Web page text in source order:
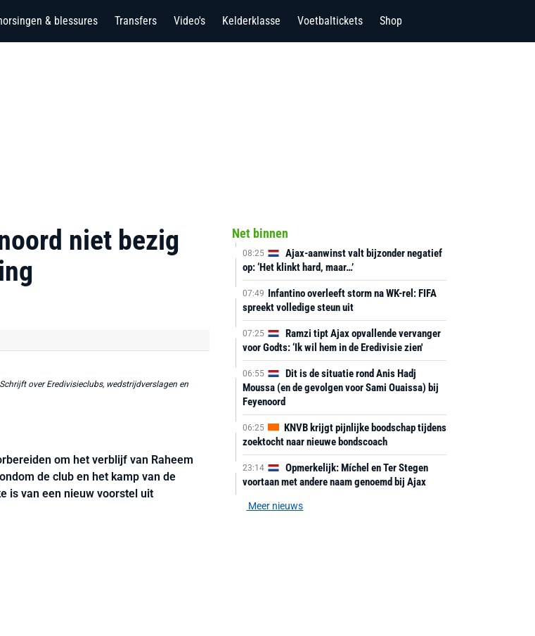
& blessures Transfers Video's Kelderklasse Voetbaltickets Shop
niet bezig
over Eredivisieclubs, wedstrijdverslagen en
om het verblijf van Raheem
de club en het kamp van de
is van een nieuw voorstel uit
Net binnen
08:25
Ajax-aanwinst valt bijzonder negatief
op: ‘Het klinkt hard, maar…’
07:49 Infantino overleeft storm na WK-rel: FIFA
spreekt volledige steun uit
07:25
Ramzi tipt Ajax opvallende vervanger
voor Godts: ‘Ik wil hem in de Eredivisie zien'
06:55
Dit is de situatie rond Anis Hadj
Moussa (en de gevolgen voor Sami Ouaissa) bij
Feyenoord
06:25
KNVB krijgt pijnlijke boodschap tijdens
zoektocht naar nieuwe bondscoach
23:14
Opmerkelijk: Míchel en Ter Stegen
voortaan met andere naam genoemd bij Ajax
Meer nieuws